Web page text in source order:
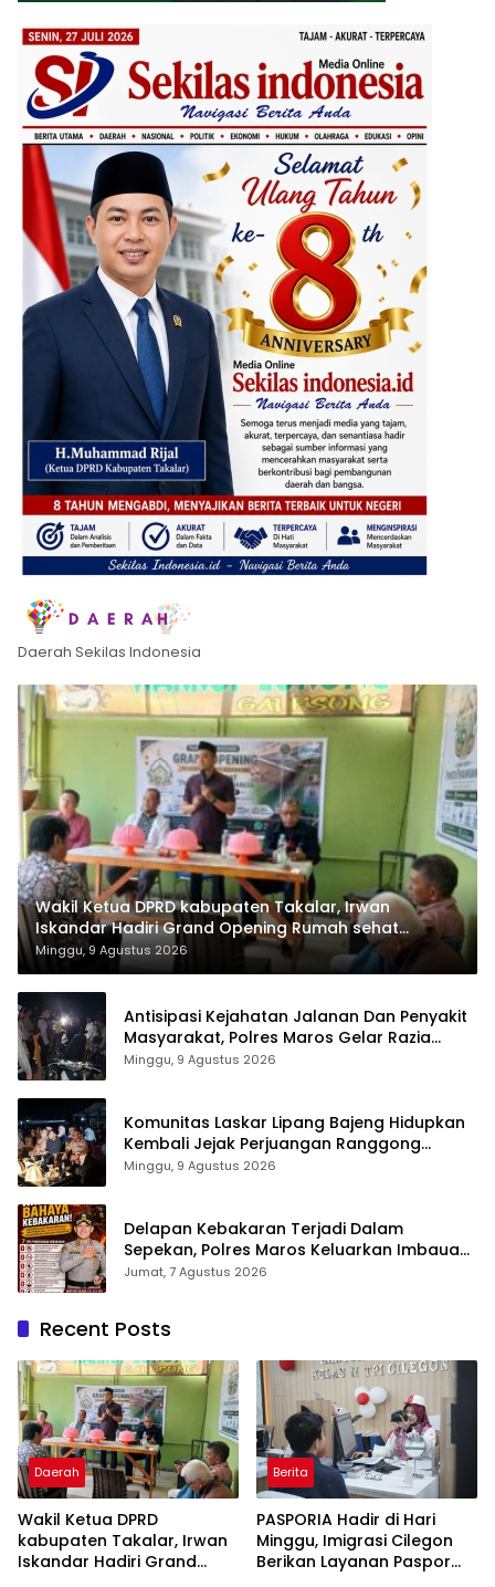
Daerah Sekilas Indonesia
Wakil Ketua DPRD kabupaten Takalar, Irwan
Iskandar Hadiri Grand Opening Rumah sehat
Pertama di Takalar, Melayani Terapis Gratis untuk
Pasien Dhuafa dan umum.
Minggu, 9 Agustus 2026
Antisipasi Kejahatan Jalanan Dan Penyakit
Masyarakat, Polres Maros Gelar Razia
Operasi Cipta Kondusif
Minggu, 9 Agustus 2026
Komunitas Laskar Lipang Bajeng Hidupkan
Kembali Jejak Perjuangan Ranggong
Daeng Romo, Wabup Takalar: Apresiasi
Minggu, 9 Agustus 2026
Delapan Kebakaran Terjadi Dalam
Sepekan, Polres Maros Keluarkan Imbauan
kepada Masyarakat
Jumat, 7 Agustus 2026
Recent Posts
Daerah
Wakil Ketua DPRD
kabupaten Takalar, Irwan
Iskandar Hadiri Grand
Berita
PASPORIA Hadir di Hari
Minggu, Imigrasi Cilegon
Berikan Layanan Paspor